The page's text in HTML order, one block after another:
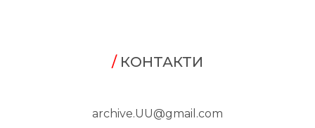
/КОНТАКТИ
archive.UU@gmail.com